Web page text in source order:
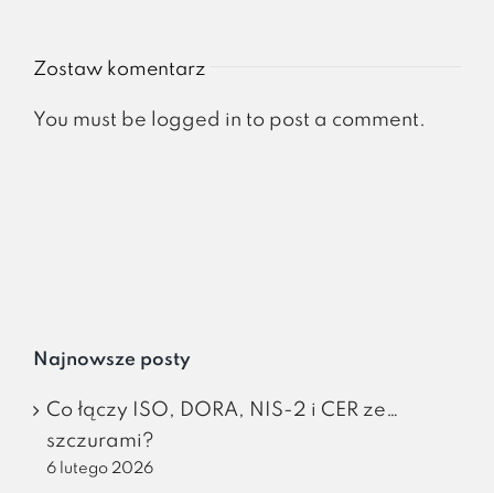
Zostaw komentarz
You must be logged in to post a comment.
Najnowsze posty
Co łączy ISO, DORA, NIS-2 i CER ze…
szczurami?
6 lutego 2026